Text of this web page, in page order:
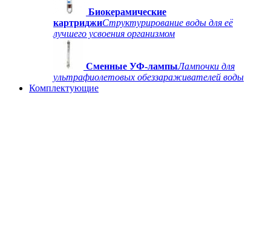
Биокерамические
картриджиСтруктурирование воды для её
лучшего усвоения организмом
Сменные УФ-лампыЛампочки для
ультрафиолетовых обеззараживателей воды
Комплектующие